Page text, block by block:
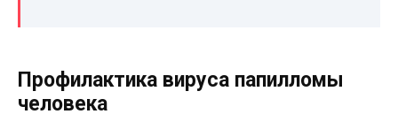
Профилактика вируса папилломы
человека